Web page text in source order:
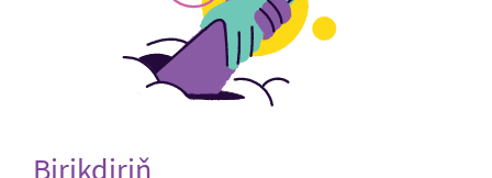
Birikdiriň